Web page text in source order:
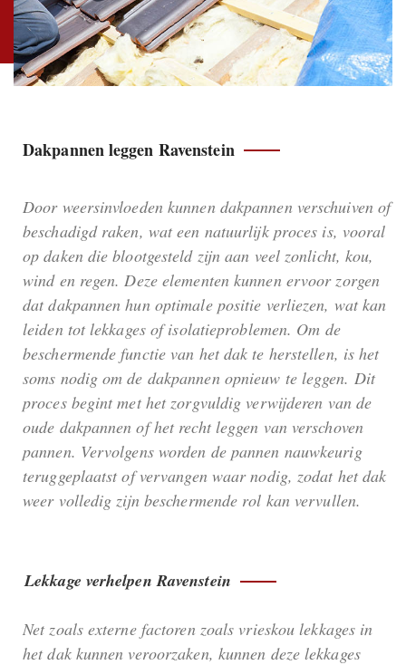
Dakpannen leggen Ravenstein
Door weersinvloeden kunnen dakpannen verschuiven of
beschadigd raken, wat een natuurlijk proces is, vooral
op daken die blootgesteld zijn aan veel zonlicht, kou,
wind en regen. Deze elementen kunnen ervoor zorgen
dat dakpannen hun optimale positie verliezen, wat kan
leiden tot lekkages of isolatieproblemen. Om de
beschermende functie van het dak te herstellen, is het
soms nodig om de dakpannen opnieuw te leggen. Dit
proces begint met het zorgvuldig verwijderen van de
oude dakpannen of het recht leggen van verschoven
pannen. Vervolgens worden de pannen nauwkeurig
teruggeplaatst of vervangen waar nodig, zodat het dak
weer volledig zijn beschermende rol kan vervullen.
Lekkage verhelpen Ravenstein
Net zoals externe factoren zoals vrieskou lekkages in
het dak kunnen veroorzaken, kunnen deze lekkages